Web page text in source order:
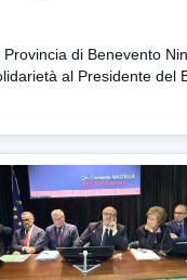
di Benevento
al Presidente del